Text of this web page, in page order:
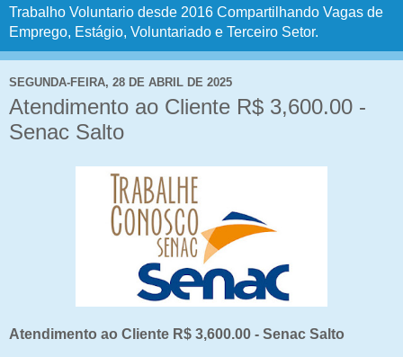
Trabalho Voluntario desde 2016 Compartilhando Vagas de
Emprego, Estágio, Voluntariado e Terceiro Setor.
SEGUNDA-FEIRA, 28 DE ABRIL DE 2025
Atendimento ao Cliente R$ 3,600.00 -
Senac Salto
Atendimento ao Cliente R$ 3,600.00 - Senac Salto